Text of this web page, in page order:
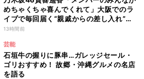
めちゃくちゃ喜んでくれて」大阪でのラ
イブで毎回届く“親戚からの差し入れ”と
は？
13時間前
芸能
石垣牛の握りに豚串…ガレッジセール・
ゴリおすすめ！ 故郷・沖縄グルメの名店
を語る